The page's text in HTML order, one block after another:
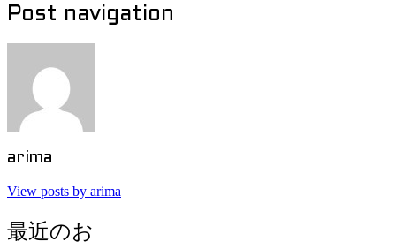
Post navigation
arima
View posts by arima
最近のお